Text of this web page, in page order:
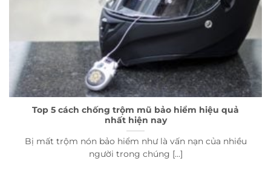
Top 5 cách chống trộm mũ bảo hiểm hiệu quả
nhất hiện nay
Bị mất trộm nón bảo hiểm như là vấn nạn của nhiều
người trong chúng [...]